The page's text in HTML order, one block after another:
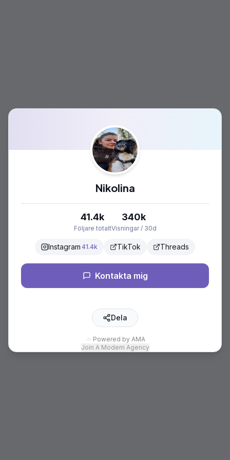
Nikolina
41.4k
Följare totalt
340k
Visningar / 30d
Instagram 41.4k TikTok Threads
Kontakta mig
Dela
Powered by AMA
Join A Modern Agency